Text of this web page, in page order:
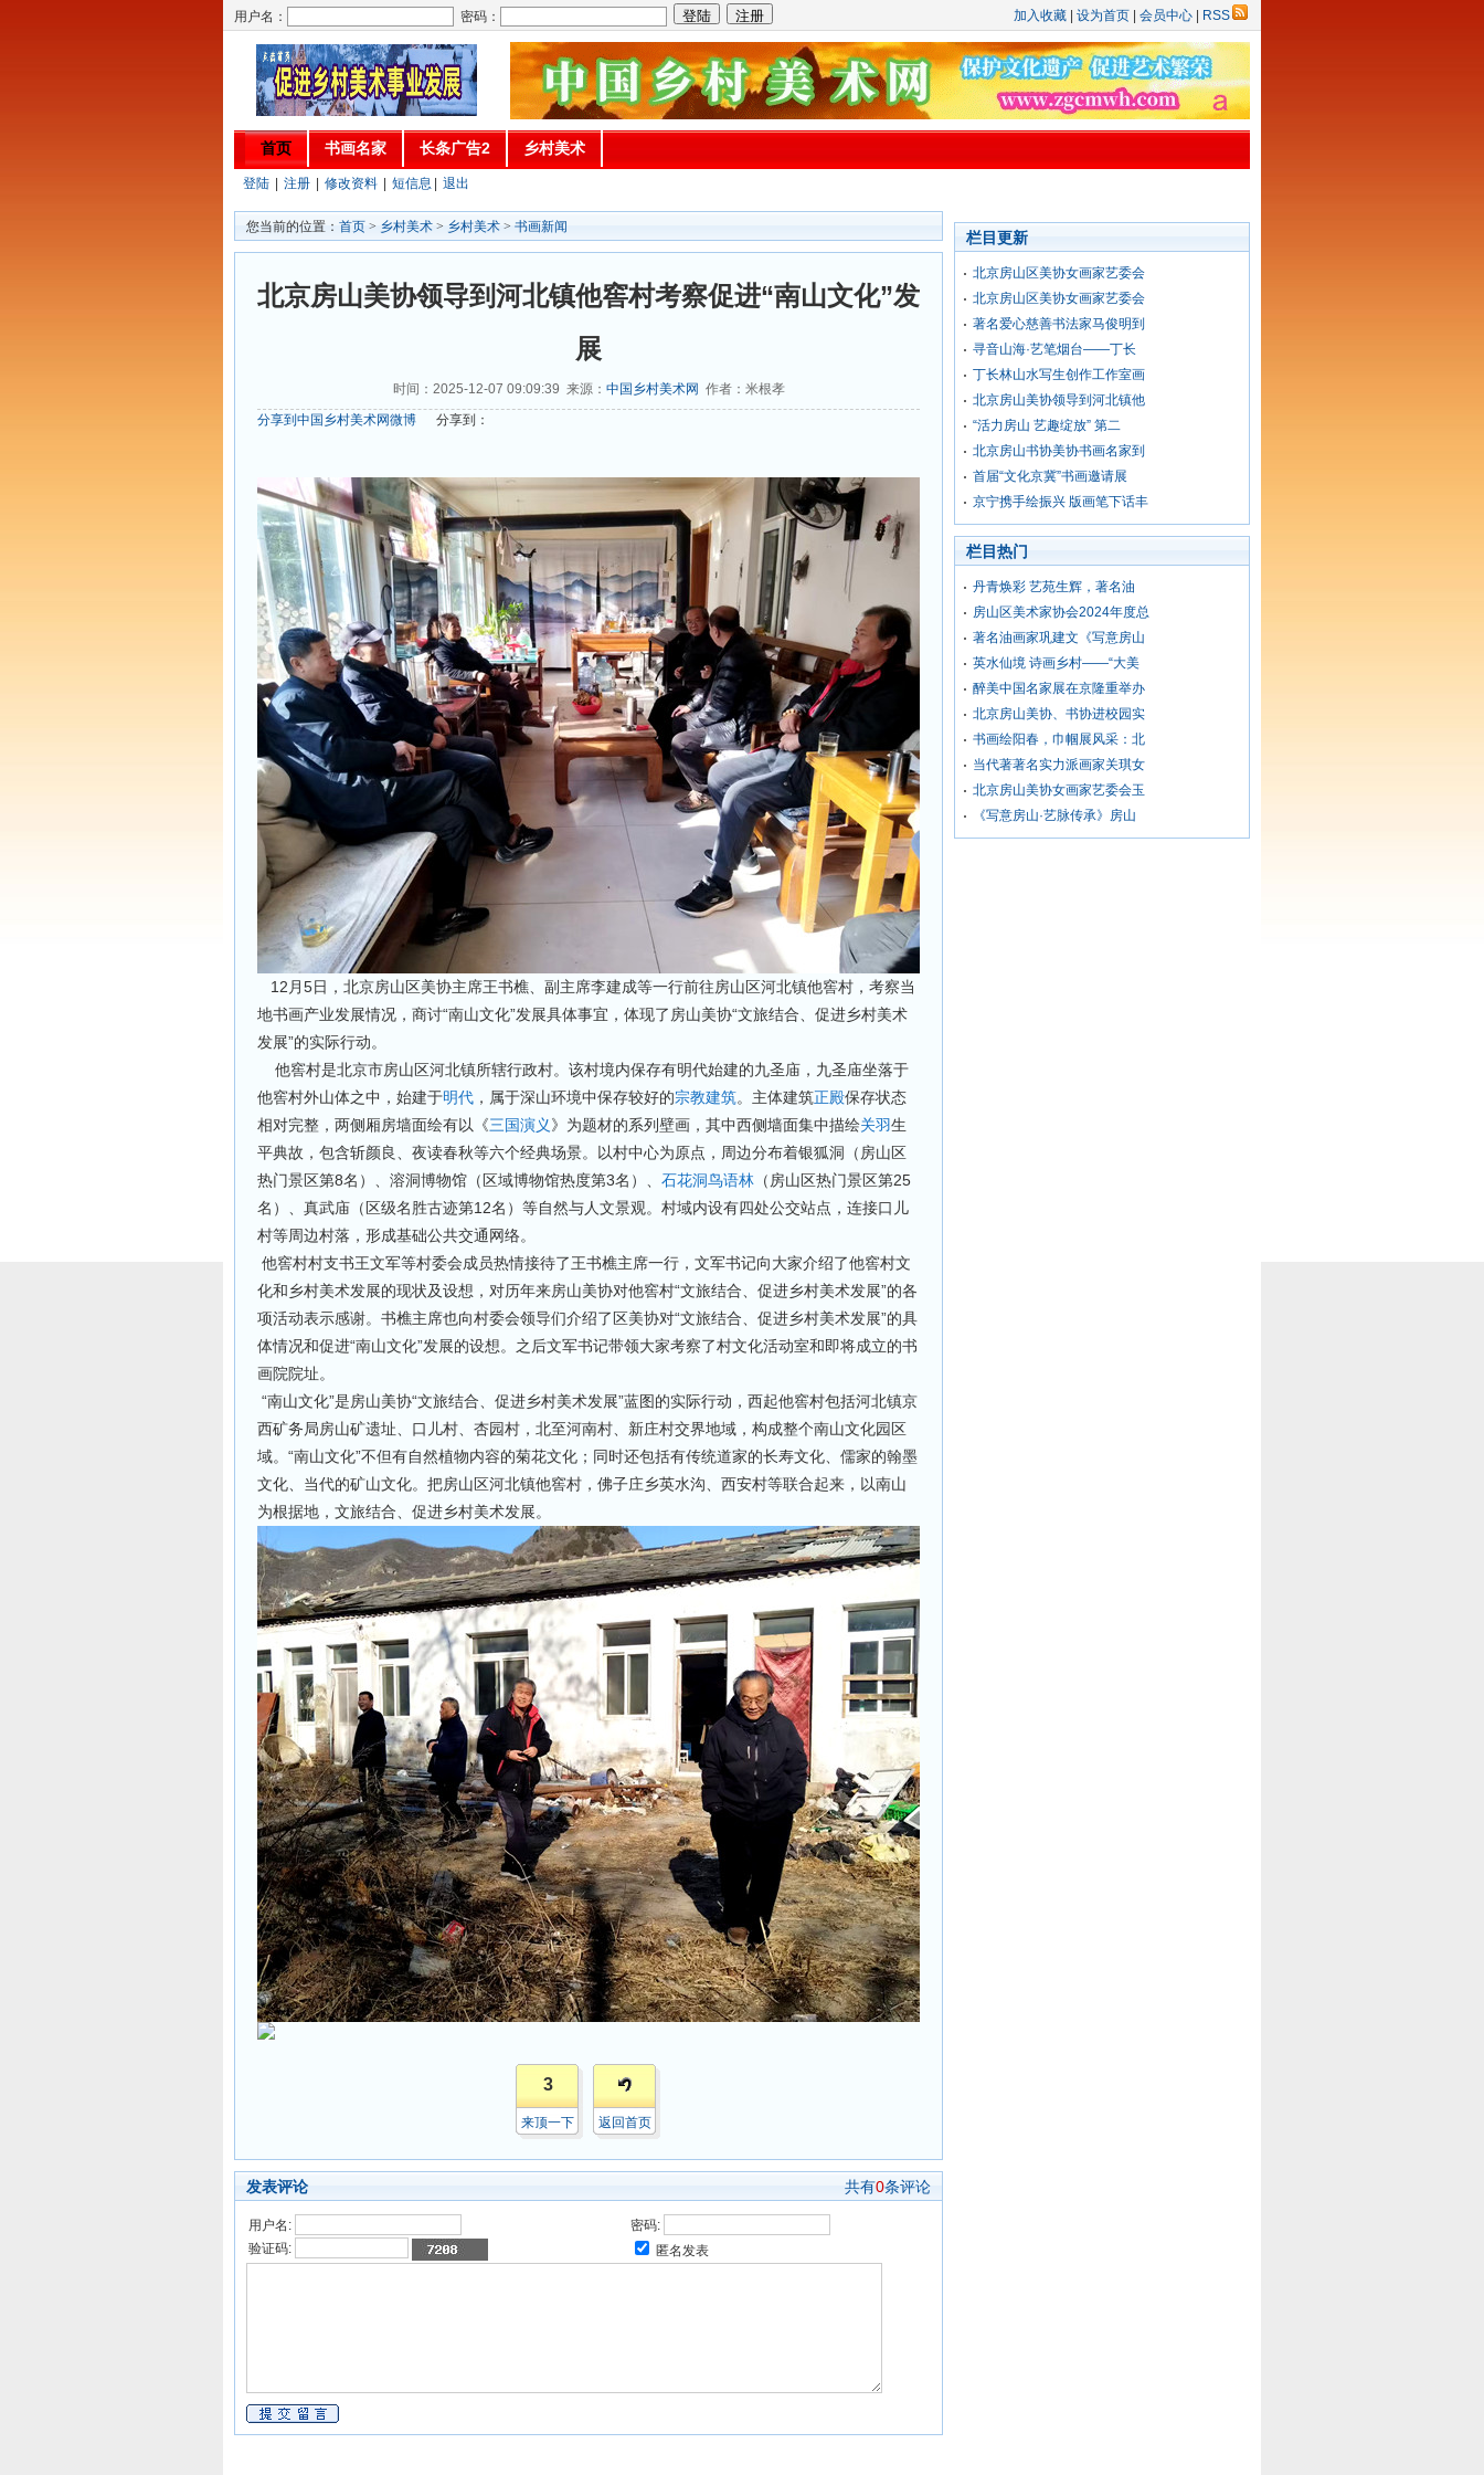
用户名： 密码： 加入收藏 设为首页 会员中心 RSS
首页 书画名家 长条广告2 乡村美术
登陆 注册 修改资料 短信息 退出
您当前的位置： 首页 > 乡村美术 > 乡村美术 > 书画新闻
北京房山美协领导到河北镇他窖村考察促进“南山文化”发
展
时间：2025-12-07 09:09:39 来源： 中国乡村美术网 作者：米根孝
分享到中国乡村美术网微博
分享到：
12月5日，北京房山区美协主席王书樵、副主席李建成等一行前往房山区河北镇他窖村，考察当
地书画产业发展情况，商讨“南山文化”发展具体事宜，体现了房山美协“文旅结合、促进乡村美术
发展”的实际行动。
他窖村是北京市房山区河北镇所辖行政村。该村境内保存有明代始建的九圣庙， 九圣庙坐落于
他窖村外山体之中，始建于明代 ，属于深山环境中保存较好的宗教建筑。主体建筑正殿保存状态
相对完整，两侧厢房墙面绘有以《三国演义》为题材的系列壁画，其中西侧墙面集中描绘关羽生
平典故，包含斩颜良、夜读春秋等六个经典场景。
以村中心为原点，周边分布着银狐洞（房山区
热门景区第8名）、溶洞博物馆（区域博物馆热度第3名）、 石花洞鸟语林 （房山区热门景区第25
名）、真武庙（区级名胜古迹第12名）等自然与人文景观。 村域内设有四处公交站点，连接口儿
村等周边村落，形成基础公共交通网络。
他窖村村支书王文军等村委会成员热情接待了王书樵主席一行 ， 文军书记向大家介绍了他窖村文
化和乡村美术发展的现状及设想 ，对历年来房山美协对他窖村“文旅结合、促进乡村美术发展”的各
项活动表示感谢。 书樵主席也向村委会领导们介绍了区美协对“文旅结合、促进乡村美术发展”的具
体情况和促进“南山文化”发展的设想。之后文军书记带领大家考察了村文化活动室和即将成立的书
画院院址。
“南山文化”是房山美协“文旅结合、促进乡村美术发展”蓝图的实际行动， 西起他窖村包括河北镇京
西矿务局房山矿遗址、口儿村、杏园村，北至河南村、新庄村交界地域，构成整个南山文化园区
域。 “南山文化”不但有自然植物内容的菊花文化；同时还包括有传统道家的长寿文化、儒家的翰墨
文化、当代的矿山文化。 把房山区河北镇他窖村 ， 佛子庄乡英水沟、西安村等联合起来，以南山
为根据地， 文旅结合、促进乡村美术发展。
3
来顶一下 返回首页
发表评论 共有0条评论
用户名:
密码:
验证码:
匿名发表
栏目更新
北京房山区美协女画家艺委会
北京房山区美协女画家艺委会
著名爱心慈善书法家马俊明到
寻音山海·艺笔烟台——丁长
丁长林山水写生创作工作室画
北京房山美协领导到河北镇他
“活力房山 艺趣绽放” 第二
北京房山书协美协书画名家到
首届“文化京冀”书画邀请展
京宁携手绘振兴 版画笔下话丰
栏目热门
丹青焕彩 艺苑生辉，著名油
房山区美术家协会2024年度总
著名油画家巩建文《写意房山
英水仙境 诗画乡村——“大美
醉美中国名家展在京隆重举办
北京房山美协、书协进校园实
书画绘阳春，巾帼展风采：北
当代著著名实力派画家关琪女
北京房山美协女画家艺委会玉
《写意房山·艺脉传承》房山